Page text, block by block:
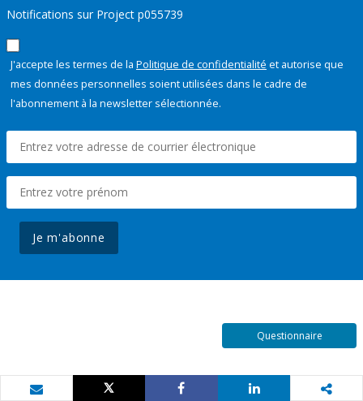
Notifications sur Project p055739
J'accepte les termes de la Politique de confidentialité et autorise que
mes données personnelles soient utilisées dans le cadre de
l'abonnement à la newsletter sélectionnée.
Je m'abonne
Questionnaire